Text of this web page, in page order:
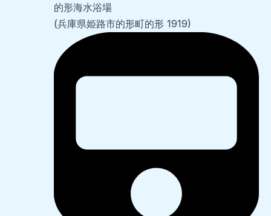
的形海水浴場
(兵庫県姫路市的形町的形 1919)